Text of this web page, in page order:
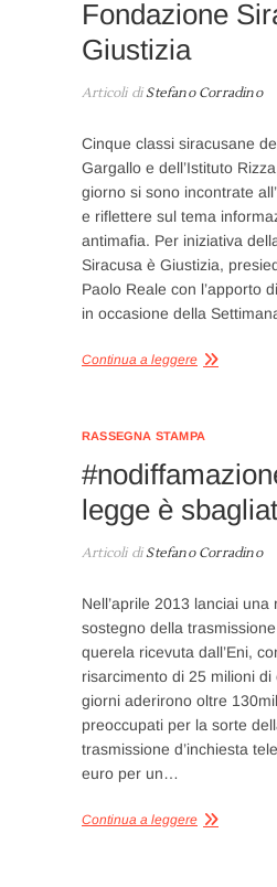
Fondazione
Giustizia
Articoli diStefano Corradino
Cinque classi siracusane
Gargallo e dell’Istituto
giorno si sono incontrate
e riflettere sul tema
antimafia. Per iniziativa
Siracusa è Giustizia,
Paolo Reale con l’apporto
in occasione della
Continua a leggere
RASSEGNA STAMPA
legge è
Articoli diStefano Corradino
Nell’aprile 2013 lanciai
sostegno della
querela ricevuta dall’Eni,
risarcimento di 25 milioni
giorni aderirono oltre
preoccupati per la sorte
trasmissione d’inchiesta
euro per un…
Continua a leggere